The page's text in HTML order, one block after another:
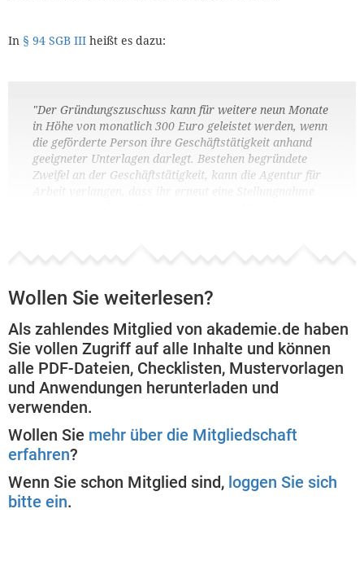
In § 94 SGB III heißt es dazu:
"Der Gründungszuschuss kann für weitere neun Monate
in Höhe von monatlich 300 Euro geleistet werden, wenn
die geförderte Person ihre Geschäftstätigkeit anhand
geeigneter Unterlagen darlegt. Bestehen begründete
Zweifel an der Geschäftstätigkeit, kann die Agentur für
Wollen Sie weiterlesen?
Als zahlendes Mitglied von akademie.de haben
Sie vollen Zugriff auf alle Inhalte und können
alle PDF-Dateien, Checklisten, Mustervorlagen
und Anwendungen herunterladen und
verwenden.
Wollen Sie mehr über die Mitgliedschaft
erfahren?
Wenn Sie schon Mitglied sind, loggen Sie sich
bitte ein.